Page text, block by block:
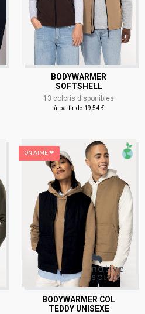
BODYWARMER
SOFTSHELL
13 coloris disponibles
à partir de 19,54 €
ON AIME ❤
BODYWARMER COL
TEDDY UNISEXE